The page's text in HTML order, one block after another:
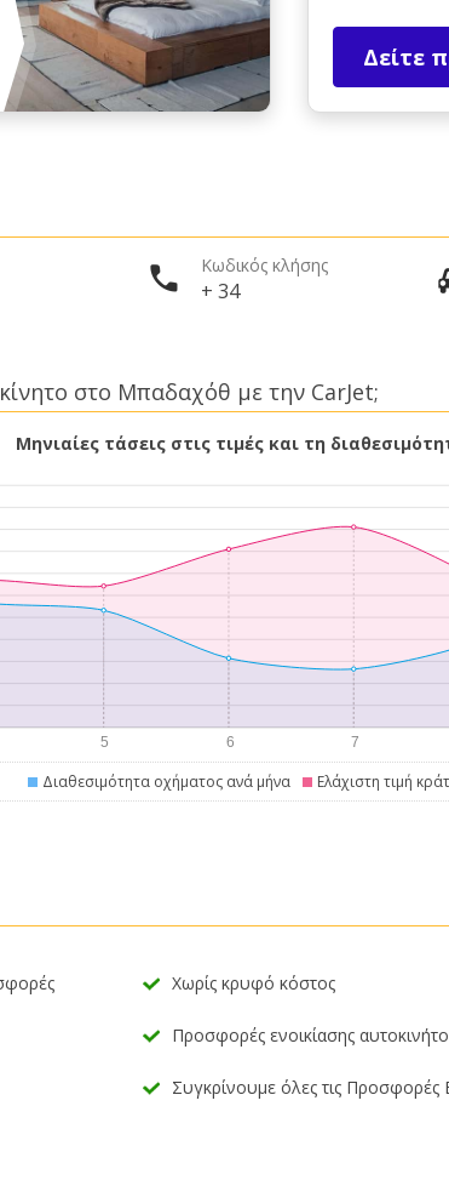
Δείτε
Κωδικός κλήσης
+ 34
στο Μπαδαχόθ με την CarJet;
Μηνιαίες τάσεις στις τιμές και τη
Διαθεσιμότητα οχήματος ανά μήνα Ελάχιστη τιμή
Χωρίς κρυφό κόστος
Προσφορές ενοικίασης
Συγκρίνουμε όλες τις Προσφορές